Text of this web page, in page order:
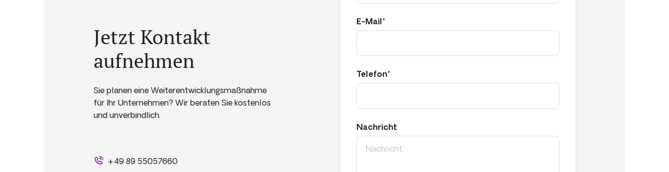
Jetzt Kontakt
aufnehmen
Sie planen eine Weiterentwicklungsmaßnahme
für Ihr Unternehmen? Wir beraten Sie kostenlos
und unverbindlich.
+49 89 55057660
E-Mail*
Telefon*
Nachricht